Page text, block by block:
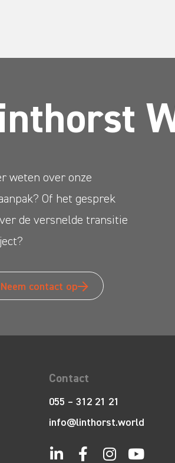
weten over onze
Of het gesprek
de versnelde transitie
Neem contact op
Contact
055 – 312 21 21
info@linthorst.world